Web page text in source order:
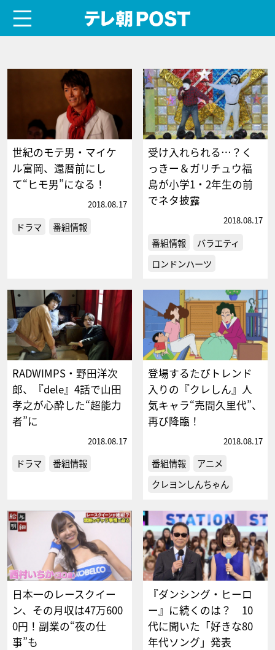
世紀のモテ男・マイケ
ル富岡、還暦前にし
て“ヒモ男”になる！
2018.08.17
ドラマ 番組情報
受け入れられる…？く
っきー＆ガリチュウ福
島が小学1・2年生の前
でネタ披露
2018.08.17
番組情報
バラエティ
ロンドンハーツ
RADWIMPS・野田洋次
郎、『dele』4話で山田
孝之が心酔した“超能力
者”に
2018.08.17
ドラマ 番組情報
登場するたびトレンド
入りの『クレしん』人
気キャラ“売間久里代”、
再び降臨！
2018.08.17
番組情報
アニメ
クレヨンしんちゃん
日本一のレースクイー
ン、その月収は47万600
0円！副業の“夜の仕
事”も
『ダンシング・ヒーロ
ー』に続くのは？ 10
代に聞いた「好きな80
年代ソング」発表